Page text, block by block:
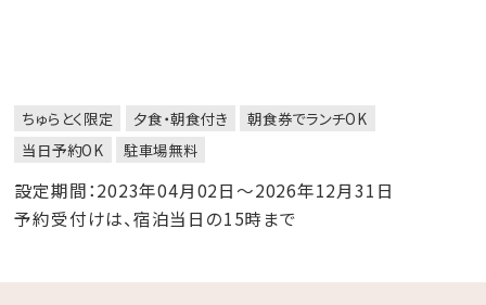
ちゅらとく限定 夕食・朝食付き
朝食券でランチOK
当日予約OK
駐車場無料
設定期間：2023年04月02日～2026年12月31日
予約受付けは、宿泊当日の15時まで